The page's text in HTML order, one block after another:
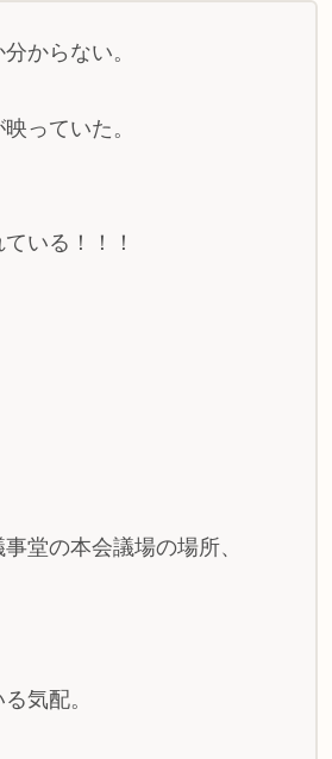
からない。
っていた。
いる！！！
堂の本会議場の場所、
気配。